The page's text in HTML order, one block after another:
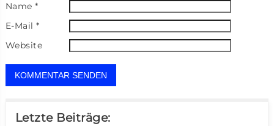
Name*
E-Mail*
Website
Letzte Beiträge: